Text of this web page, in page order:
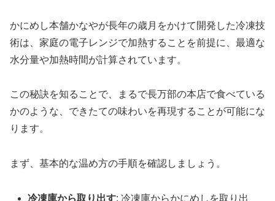
かにめし本舗かなやが長年の歳月をかけて開発した冷凍技
術は、家庭の電子レンジで加熱することを前提に、最適な
水分量や加熱時間が計算されています。
この秘訣を知ることで、まるで長万部の本店で食べている
かのような、できたての味わいを再現することが可能にな
ります。
まず、基本的な温め方の手順を確認しましょう。
冷凍庫から取り出す: 冷凍庫からかにめしを取り出